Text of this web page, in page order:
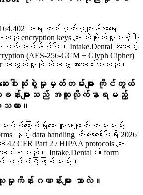
အရ ကုဒ်ဝှက်မှုကျန်းမာရေး
ည် encryption keys များ ထိခိုက်မှုမရှိပါ
ကို မလိုအပ်နိုင်ပါ။ Intake.Dental အကောင့်
(AES-256-GCM + Glyph Cipher)
ကာကွယ်မှုကို သိသာစွာ အားကောင်းစေသည်။
ေးဝါးသုံးစွဲမှုမှတ်တမ်းများ ကိုင်တွယ်
းခန်းများသည် အထူးလိုက်နာရမည့်
လား။
းကြောင်းရှိသော လူနာများကို ကုသသည့်
နှင့် data handling ကို ဖေဖော်ဝါရီ 2026
CFR Part 2 / HIPAA protocols များ
င်ရမည်။ Intake.Dental ၏ form
င် မွမ်းမံပြီးဖြစ်သည်။
ကိန်းဂဏန်းများ ဘာလဲ။